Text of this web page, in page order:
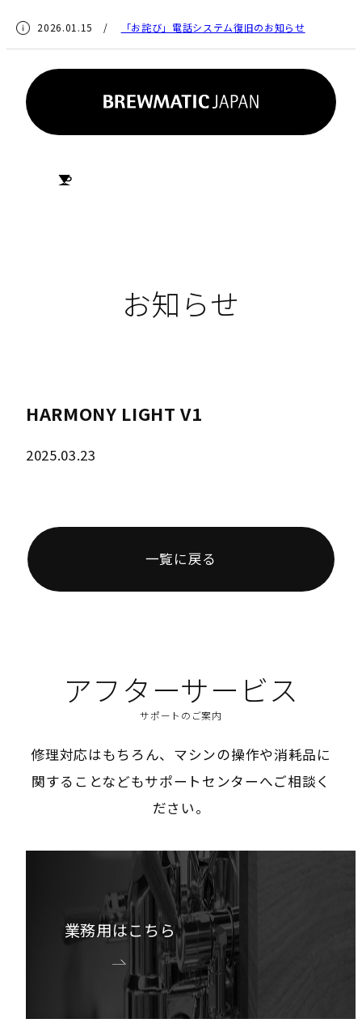
2026.01.15 / 「お詫び」電話システム復旧のお知らせ
お知らせ
HARMONY LIGHT V1
2025.03.23
一覧に戻る
アフターサービス
サポートのご案内
修理対応はもちろん、マシンの操作や消耗品に
関することなどもサポートセンターへご相談く
ださい。
業務用はこちら